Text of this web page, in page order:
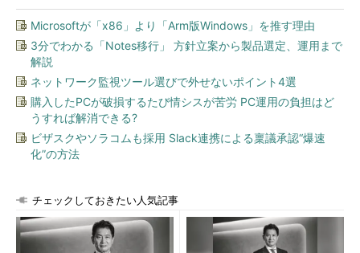
Microsoftが「x86」より「Arm版Windows」を推す理由
3分でわかる「Notes移行」 方針立案から製品選定、運用まで
解説
ネットワーク監視ツール選びで外せないポイント4選
購入したPCが破損するたび情シスが苦労 PC運用の負担はど
うすれば解消できる?
ビザスクやソラコムも採用 Slack連携による稟議承認“爆速
化”の方法
チェックしておきたい人気記事